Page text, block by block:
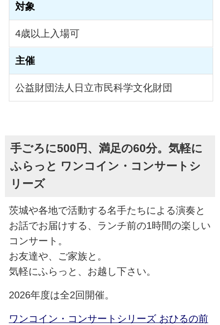
対象
4歳以上入場可
主催
公益財団法人日立市民科学文化財団
手ごろに500円、満足の60分。気軽に
ふらっと ワンコイン・コンサートシ
リーズ
茨城や各地で活動する名手たちによる演奏と
お話でお届けする、ランチ前の1時間の楽しい
コンサート。
お友達や、ご家族と。
気軽にふらっと、お越し下さい。
2026年度は全2回開催。
ワンコイン・コンサートシリーズ おひるの前